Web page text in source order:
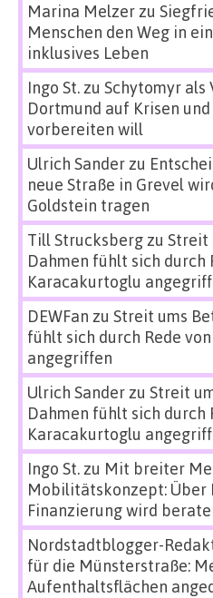
Marina Melzerzu
Menschen den Weg in
inklusives Leben
Ingo St.zu Schytomyr als
Dortmund auf Krisen
vorbereiten will
Ulrich Sanderzu
neue Straße in Grevel
Goldstein tragen
Till Strucksbergzu Streit
Dahmen fühlt sich durch
Karacakurtoglu
DEWFan zu Streit ums
fühlt sich durch Rede
angegriffen
Ulrich Sanderzu Streit
Dahmen fühlt sich durch
Karacakurtoglu
Ingo St.zu Mit breiter
Mobilitätskonzept:
Finanzierung wird
Nordstadtblogger-
für die Münsterstraße:
Aufenthaltsflächen